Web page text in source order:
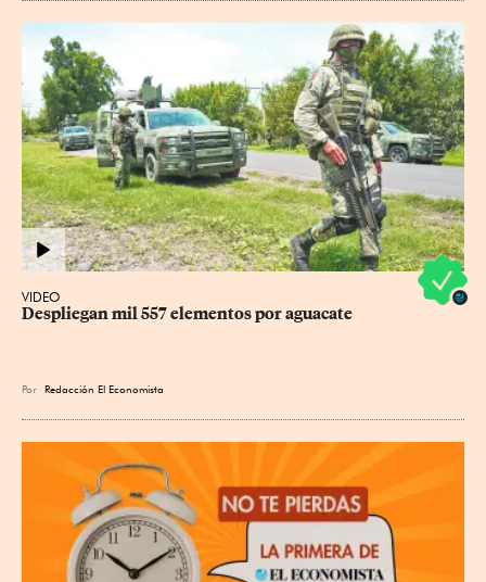
VIDEO
Despliegan mil 557 elementos por aguacate
Por Redacción El Economista